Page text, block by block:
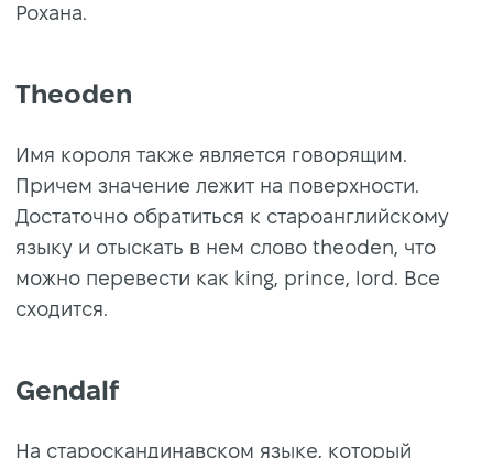
Рохана.
Theoden
Имя короля также является говорящим.
Причем значение лежит на поверхности.
Достаточно обратиться к староанглийскому
языку и отыскать в нем слово theoden, что
можно перевести как king, prince, lord. Все
сходится.
Gendalf
На староскандинавском языке, который